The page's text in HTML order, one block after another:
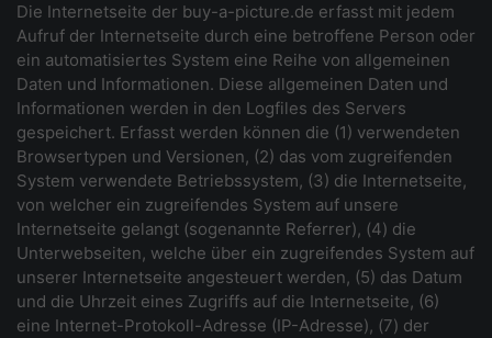
Die Internetseite der buy-a-picture.de erfasst mit jedem
Aufruf der Internetseite durch eine betroffene Person oder
ein automatisiertes System eine Reihe von allgemeinen
Daten und Informationen. Diese allgemeinen Daten und
Informationen werden in den Logfiles des Servers
gespeichert. Erfasst werden können die (1) verwendeten
Browsertypen und Versionen, (2) das vom zugreifenden
System verwendete Betriebssystem, (3) die Internetseite,
von welcher ein zugreifendes System auf unsere
Internetseite gelangt (sogenannte Referrer), (4) die
Unterwebseiten, welche über ein zugreifendes System auf
unserer Internetseite angesteuert werden, (5) das Datum
und die Uhrzeit eines Zugriffs auf die Internetseite, (6)
eine Internet-Protokoll-Adresse (IP-Adresse), (7) der